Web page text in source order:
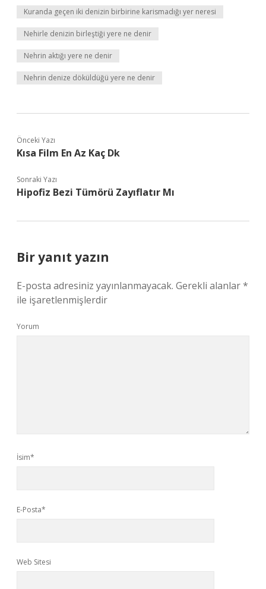
Kuranda geçen iki denizin birbirine karismadığı yer neresi
Nehirle denizin birleştiği yere ne denir
Nehrin aktığı yere ne denir
Nehrin denize döküldüğü yere ne denir
Önceki Yazı
Kısa Film En Az Kaç Dk
Sonraki Yazı
Hipofiz Bezi Tümörü Zayıflatır Mı
Bir yanıt yazın
E-posta adresiniz yayınlanmayacak. Gerekli alanlar*
ile işaretlenmişlerdir
Yorum
İsim*
E-Posta*
Web Sitesi